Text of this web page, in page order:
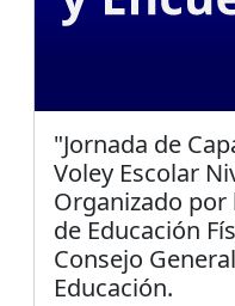
"Jornada de
Voley Escolar
Organizado por
de Educación
Consejo
Educación.